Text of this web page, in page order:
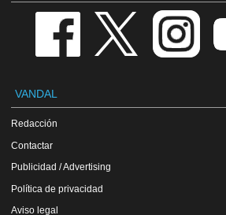
VANDAL
Redacción
Contactar
Publicidad / Advertising
Política de privacidad
Aviso legal